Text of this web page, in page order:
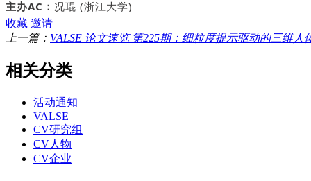
主办AC： 况琨 (浙江大学)
收藏 邀请
上一篇： VALSE 论文速览 第225期：细粒度提示驱动的三维人
相关分类
活动通知
VALSE
CV研究组
CV人物
CV企业